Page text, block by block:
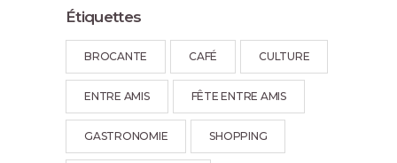
Étiquettes
BROCANTE CAFÉ CULTURE
ENTRE AMIS FÊTE ENTRE AMIS
GASTRONOMIE SHOPPING